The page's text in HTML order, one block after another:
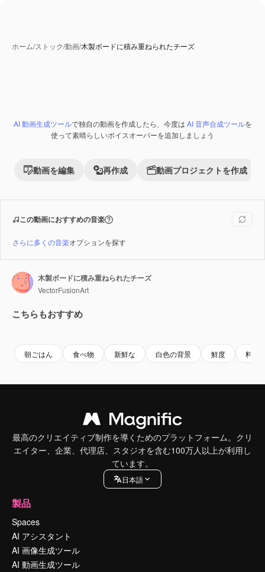
ホーム/ストック/動画/木製ボードに積み重ねられたチーズ
PremiumAI 生成コンテンツ
AI 動画生成ツールで独自の動画を作成したら、今度は AI 音声合成ツールを
使って素晴らしいボイスオーバーを追加しましょう
動画を編集 再作成 動画プロジェクトを作成
この動画におすすめの音楽
さらに多くの音楽オプションを探す
木製ボードに積み重ねられたチーズ
VectorFusionArt
こちらもおすすめ
朝ごはん 食べ物 新鮮な 白色の背景 鮮度 料理
最高のクリエイティブ制作を導くためのプラットフォーム。クリ
エイター、企業、代理店、スタジオを含む100万人以上が利用し
ています。
日本語
製品
Spaces
AI アシスタント
AI 画像生成ツール
AI 動画生成ツール